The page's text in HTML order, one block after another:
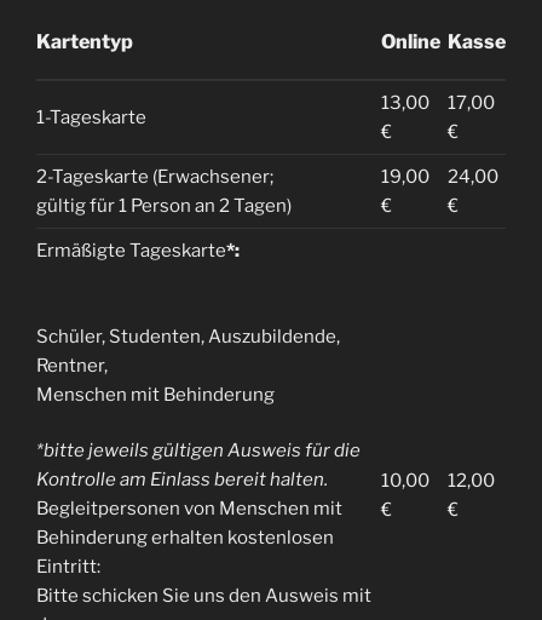
Kartentyp Online Kasse
1-Tageskarte
13,00
€
17,00
€
2-Tageskarte (Erwachsener;
gültig für 1 Person an 2 Tagen)
19,00
€
24,00
€
Ermäßigte Tageskarte*:
Schüler, Studenten, Auszubildende,
Rentner,
Menschen mit Behinderung
*bitte jeweils gültigen Ausweis für die
Kontrolle am Einlass bereit halten.
Begleitpersonen von Menschen mit
Behinderung erhalten kostenlosen
Eintritt:
Bitte schicken Sie uns den Ausweis mit
10,00
€
12,00
€